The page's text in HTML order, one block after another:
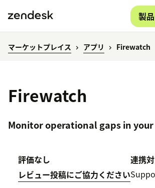
製
マーケットプレイス アプリ Firewatch
Firewatch
Monitor operational gaps in
評価なし
レビュー投稿にご協力ください
連携